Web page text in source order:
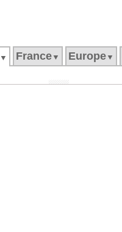
▼ France ▼ Europe ▼